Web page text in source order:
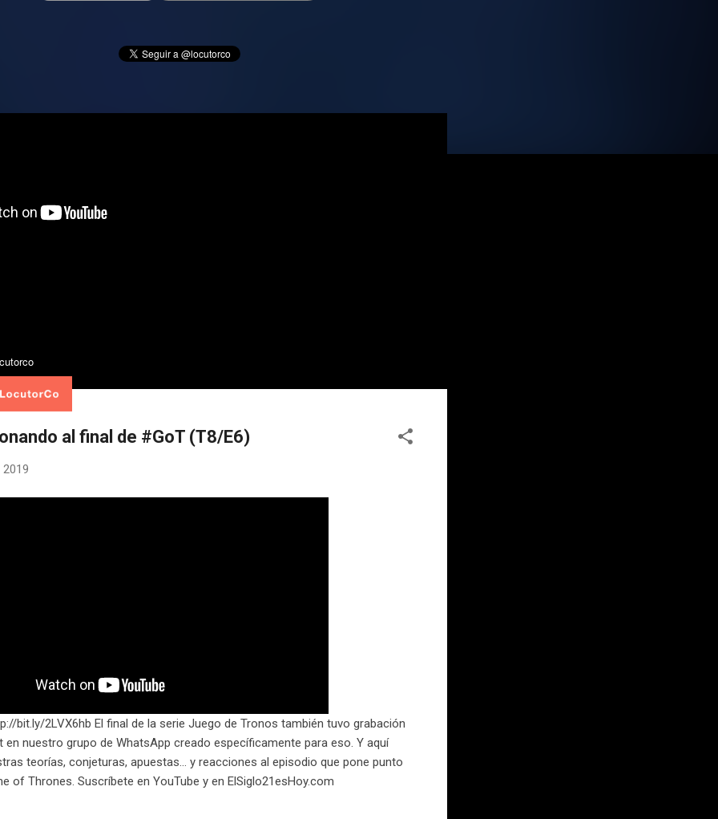
al final de #GoT (T8/E6)
bit.ly/2LVX6hb El final de la serie Juego de Tronos también tuvo grabación
en nuestro grupo de WhatsApp creado específicamente para eso. Y aquí
teorías, conjeturas, apuestas... y reacciones al episodio que pone punto
of Thrones. Suscríbete en YouTube y en ElSiglo21esHoy.com